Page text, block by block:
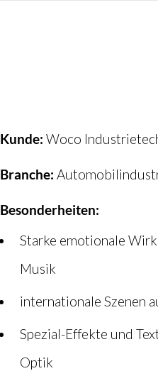
Kunde: Woco
Branche:
Besonderheiten:
Starke emotionale
Musik
internationale Szenen
Spezial-Effekte und
Optik